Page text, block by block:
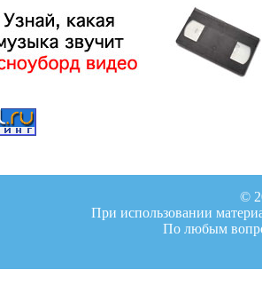
©
При использовании
По любым